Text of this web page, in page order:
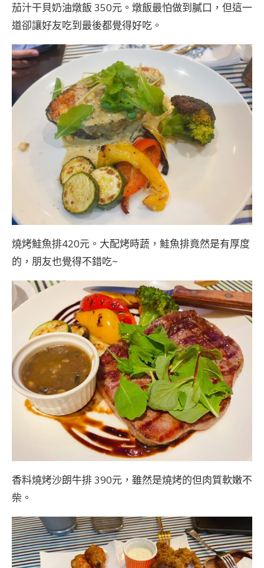
茄汁干貝奶油燉飯 350元。燉飯最怕做到膩口，但這一
道卻讓好友吃到最後都覺得好吃。
燒烤鮭魚排420元。大配烤時蔬，鮭魚排竟然是有厚度
的，朋友也覺得不錯吃~
香料燒烤沙朗牛排 390元，雖然是燒烤的但肉質軟嫩不
柴。